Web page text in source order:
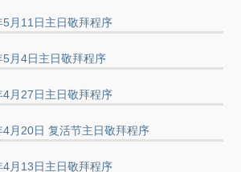
月11日主日敬拜程序
月4日主日敬拜程序
月27日主日敬拜程序
月20日 复活节主日敬拜程序
月13日主日敬拜程序